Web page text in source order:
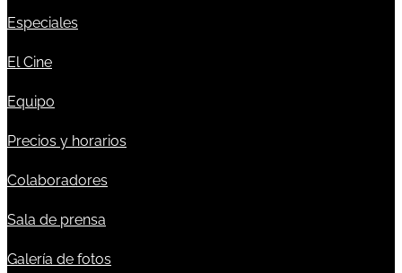
Especiales
El Cine
Equipo
Precios y horarios
Colaboradores
Sala de prensa
Galería de fotos